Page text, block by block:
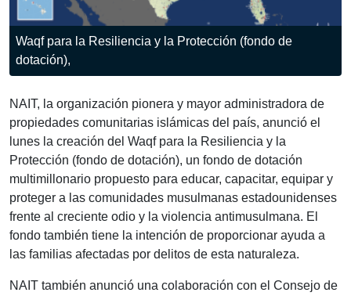
Waqf para la Resiliencia y la Protección (fondo de
dotación),
NAIT, la organización pionera y mayor administradora de
propiedades comunitarias islámicas del país, anunció el
lunes la creación del Waqf para la Resiliencia y la
Protección (fondo de dotación), un fondo de dotación
multimillonario propuesto para educar, capacitar, equipar y
proteger a las comunidades musulmanas estadounidenses
frente al creciente odio y la violencia antimusulmana. El
fondo también tiene la intención de proporcionar ayuda a
las familias afectadas por delitos de esta naturaleza.
NAIT también anunció una colaboración con el Consejo de